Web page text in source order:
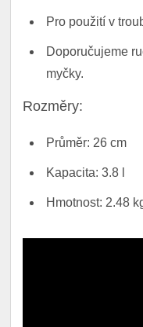
Pro použití v
Doporučujeme
myčky.
Rozměry:
Průměr: 26 cm
Kapacita: 3.8 l
Hmotnost: 2.48